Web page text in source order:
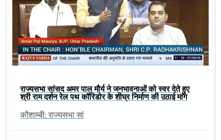
राज्यसभा सांसद अमर पाल मौर्य ने जनभावनाओं को स्वर देते हुए
श्री राम दर्शन रेल पथ कॉरिडोर के शीघ्र निर्माण की उठाई मांग
कौशाम्बी: राज्यसभा सां